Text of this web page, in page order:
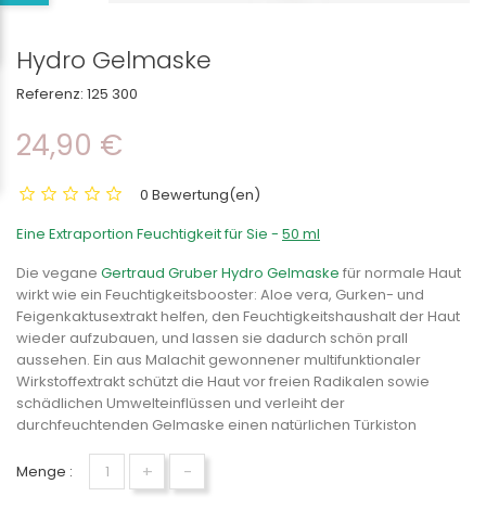
Hydro Gelmaske
Referenz: 125 300
24,90 €
0 Bewertung(en)
Eine Extraportion Feuchtigkeit für Sie - 50 ml
Die vegane Gertraud Gruber Hydro Gelmaske für normale Haut
wirkt wie ein Feuchtigkeitsbooster: Aloe vera, Gurken- und
Feigenkaktusextrakt helfen, den Feuchtigkeitshaushalt der Haut
wieder aufzubauen, und lassen sie dadurch schön prall
aussehen. Ein aus Malachit gewonnener multifunktionaler
Wirkstoffextrakt schützt die Haut vor freien Radikalen sowie
schädlichen Umwelteinflüssen und verleiht der
durchfeuchtenden Gelmaske einen natürlichen Türkiston
Menge : + -